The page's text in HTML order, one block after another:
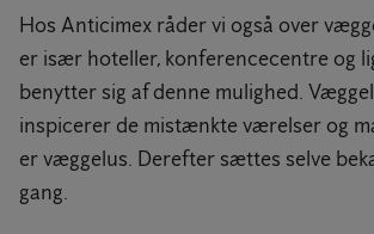
Hos Anticimex råder vi også over
er især hoteller, konferencecentre og
benytter sig af denne mulighed.
inspicerer de mistænkte værelser og
er væggelus. Derefter sættes selve
gang.